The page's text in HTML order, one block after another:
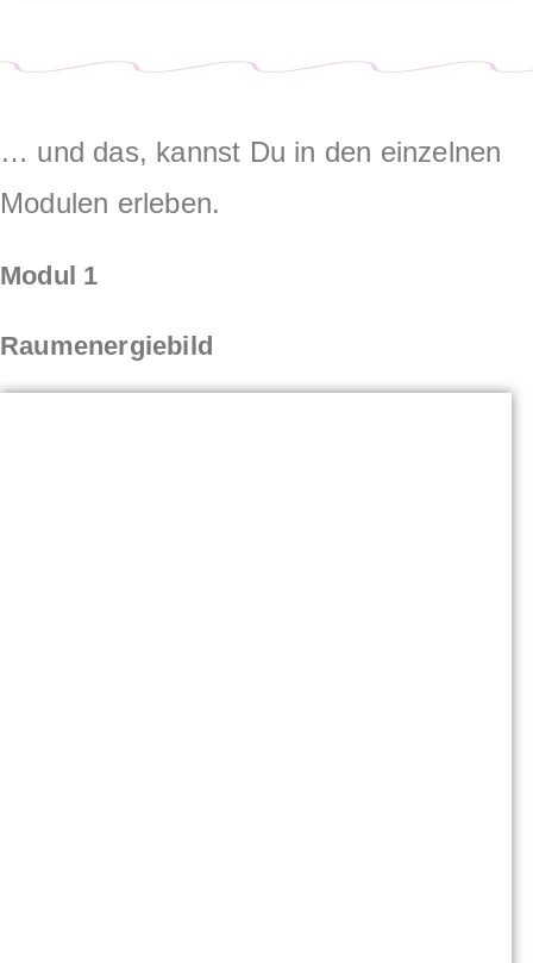
… und das, kannst Du in den einzelnen
Modulen erleben.
Modul 1
Raumenergiebild